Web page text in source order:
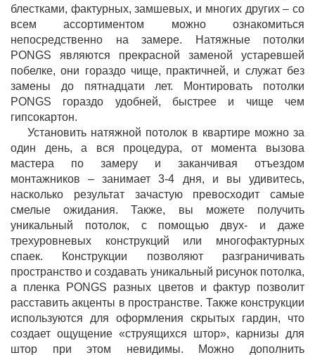
блестками, фактурных, замшевых, и многих других – со
всем ассортиментом можно ознакомиться
непосредственно на замере. Натяжные потолки
PONGS являются прекрасной заменой устаревшей
побелке, они гораздо чище, практичней, и служат без
замены до пятнадцати лет. Монтировать потолки
PONGS гораздо удобней, быстрее и чище чем
гипсокартон.
Установить натяжной потолок в квартире можно за
один день, а вся процедура, от момента вызова
мастера по замеру и заканчивая отъездом
монтажников – занимает 3-4 дня, и вы удивитесь,
насколько результат зачастую превосходит самые
смелые ожидания. Также, вы можете получить
уникальный потолок, с помощью двух- и даже
трехуровневых конструкций или многофактурных
спаек. Конструкции позволяют разграничивать
пространство и создавать уникальный рисунок потолка,
а пленка PONGS разных цветов и фактур позволит
расставить акценты в пространстве. Также конструкции
используются для оформления скрытых гардин, что
создает ощущение «струящихся штор», карнизы для
штор при этом невидимы. Можно дополнить